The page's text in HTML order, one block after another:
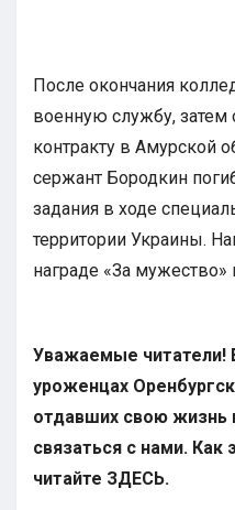
После окончания
военную службу, затем
контракту в Амурской
сержант Бородкин
задания в ходе
территории Украины.
награде «За мужество»
Уважаемые читатели!
уроженцах
отдавших свою жизнь
связаться с нами. Как
читайте ЗДЕСЬ.